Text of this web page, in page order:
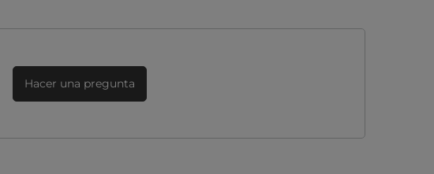
Hacer una pregunta